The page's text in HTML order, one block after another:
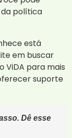
política
está
em buscar
ViDA para mais
suporte
Dê esse